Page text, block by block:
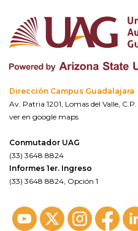
Dirección Campus Guadalajara
Av. Patria 1201, Lomas del Valle,
ver en google maps
Conmutador UAG
(33) 3648 8824
Informes 1er. Ingreso
(33) 3648 8824, Opción 1